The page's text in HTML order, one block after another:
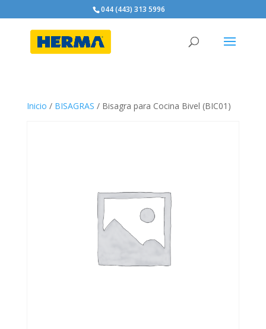
044 (443) 313 5996
Inicio / BISAGRAS / Bisagra para Cocina Bivel (BIC01)